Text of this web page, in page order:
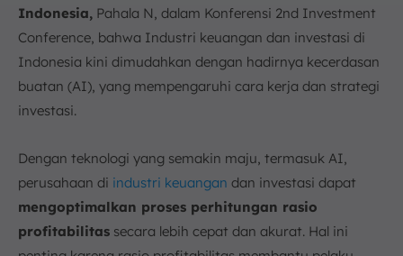
Indonesia, Pahala N, dalam Konferensi 2nd Investment
Conference, bahwa Industri keuangan dan investasi di
Indonesia kini dimudahkan dengan hadirnya kecerdasan
buatan (AI), yang mempengaruhi cara kerja dan strategi
investasi.
Dengan teknologi yang semakin maju, termasuk AI,
perusahaan di industri keuangan dan investasi dapat
mengoptimalkan proses perhitungan rasio
profitabilitas secara lebih cepat dan akurat. Hal ini